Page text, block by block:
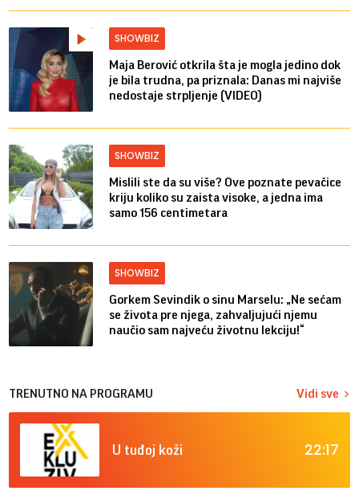
SHOWBIZ
Maja Berović otkrila šta je mogla jedino dok
je bila trudna, pa priznala: Danas mi najviše
nedostaje strpljenje (VIDEO)
SHOWBIZ
Mislili ste da su više? Ove poznate pevačice
kriju koliko su zaista visoke, a jedna ima
samo 156 centimetara
SHOWBIZ
Gorkem Sevindik o sinu Marselu: „Ne sećam
se života pre njega, zahvaljujući njemu
naučio sam najveću životnu lekciju!“
TRENUTNO NA PROGRAMU Vidi sve
U tuđoj koži 22:17